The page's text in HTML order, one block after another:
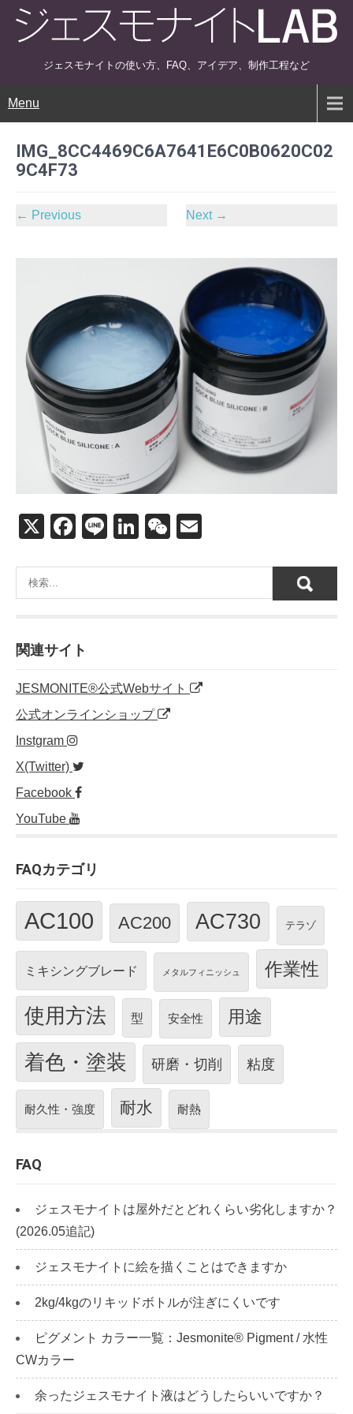
ジェスモナイトの使い方、FAQ、アイデア、制作工程など
Menu
IMG_8CC4469C6A7641E6C0B0620C02
9C4F73
← Previous Next →
X
F
c
e
o
o
k
Li
e
Li
k
e
W
C
h
ail
関連サイト
JESMONITE®公式Webサイト
公式オンラインショップ
Instgram
X(Twitter)
Facebook
YouTube
FAQカテゴリ
AC100 AC200 AC730 テラゾ
ミキシングブレード メタルフィニッシュ 作業性
使用方法 型 安全性 用途
着色・塗装 研磨・切削 粘度
耐久性・強度 耐水 耐熱
FAQ
ジェスモナイトは屋外だとどれくらい劣化しますか？
(2026.05追記)
ジェスモナイトに絵を描くことはできますか
2kg/4kgのリキッドボトルが注ぎにくいです
ピグメント カラー一覧：Jesmonite® Pigment / 水性
CWカラー
余ったジェスモナイト液はどうしたらいいですか？